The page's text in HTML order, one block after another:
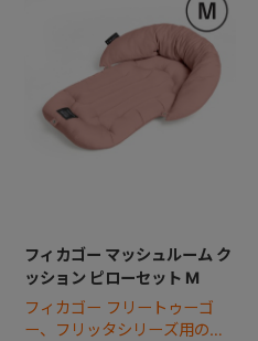
フィカゴー マッシュルーム ク
ッション ピローセット M
フィカゴー フリートゥーゴ
ー、フリッタシリーズ用のペ